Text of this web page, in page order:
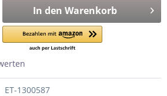
In den Warenkorb
ET-1300587